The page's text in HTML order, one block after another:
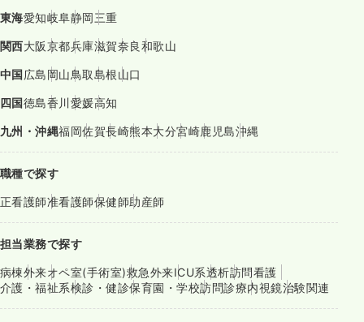
東海愛知岐阜静岡三重
関西大阪京都兵庫滋賀奈良和歌山
中国広島岡山鳥取島根山口
四国徳島香川愛媛高知
九州・沖縄福岡佐賀長崎熊本大分宮崎鹿児島沖縄
職種で探す
正看護師准看護師保健師助産師
担当業務で探す
病棟外来オペ室(手術室)救急外来ICU系透析訪問看護
介護・福祉系検診・健診保育園・学校訪問診療内視鏡治験関連